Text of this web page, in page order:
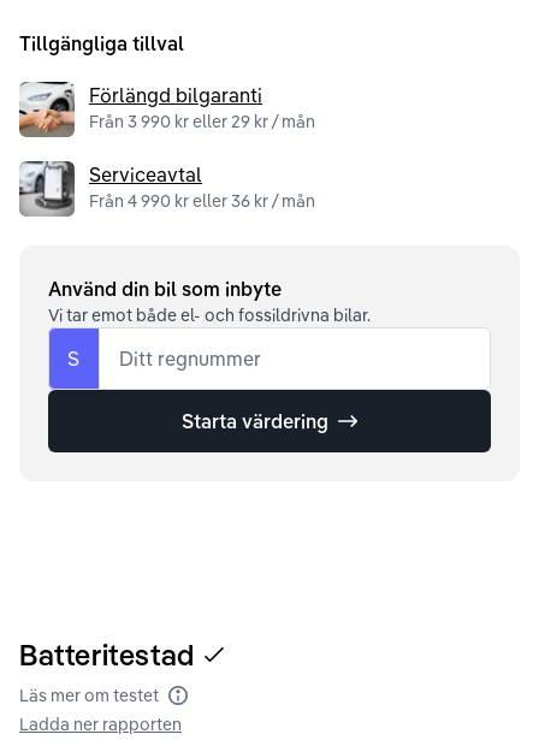
Tillgängliga tillval
Förlängd bilgaranti
Från 3 990 kr eller 29 kr / mån
Serviceavtal
Från 4 990 kr eller 36 kr / mån
Använd din bil som inbyte
Vi tar emot både el- och fossildrivna bilar.
S Ditt regnummer
Starta värdering
Batteritestad
Läs mer om testet Batteritest
Ladda ner rapporten